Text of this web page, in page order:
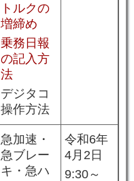
トルクの
増締め
乗務日報
の記入方
法
デジタコ
操作方法
急加速・
急ブレー
キ・急ハ
令和6年
4月2日
9:30～